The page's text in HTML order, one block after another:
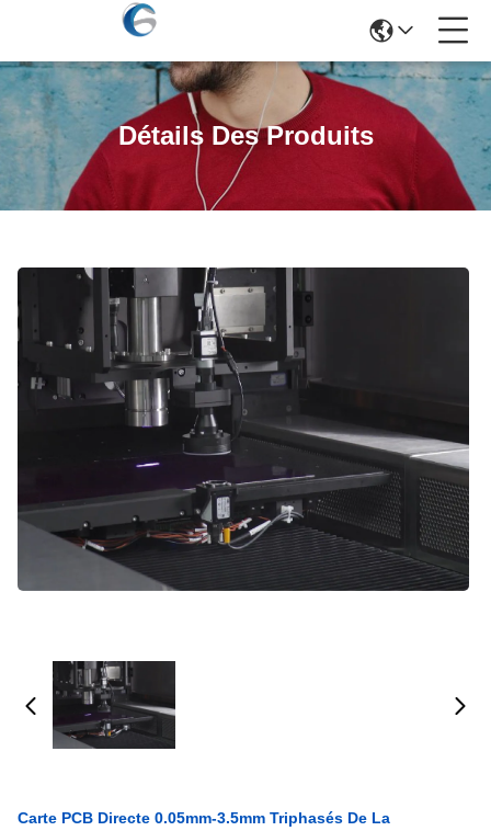
Détails Des Produits
Carte PCB Directe 0.05mm-3.5mm Triphasés De La